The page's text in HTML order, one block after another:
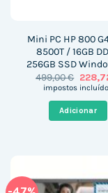
Mini PC HP 800
8500T / 16GB
256GB SSD
499,00€ O
preço
era:
499,00
impostos
Adicionar